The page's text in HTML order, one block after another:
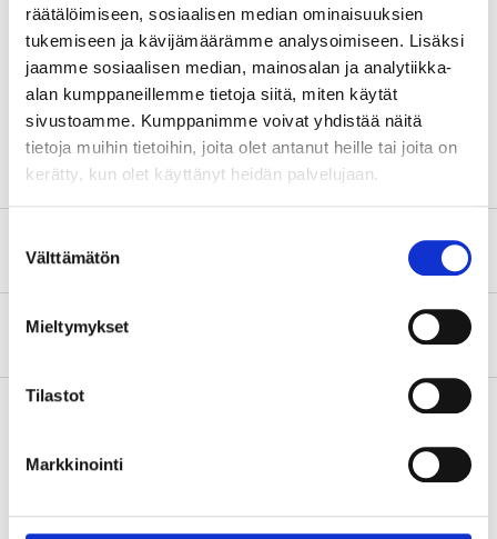
räätälöimiseen, sosiaalisen median ominaisuuksien
tukemiseen ja kävijämäärämme analysoimiseen. Lisäksi
jaamme sosiaalisen median, mainosalan ja analytiikka-
alan kumppaneillemme tietoja siitä, miten käytät
sivustoamme. Kumppanimme voivat yhdistää näitä
tietoja muihin tietoihin, joita olet antanut heille tai joita on
kerätty, kun olet käyttänyt heidän palvelujaan.
valinta
Välttämätön
Mieltymykset
Tilastot
Markkinointi
Height
160 mm
Shaft length
740 mm
Weight
20 kg
Hydraulic oil
ISO VG15
Safety instructions and other information
About the manufacturer